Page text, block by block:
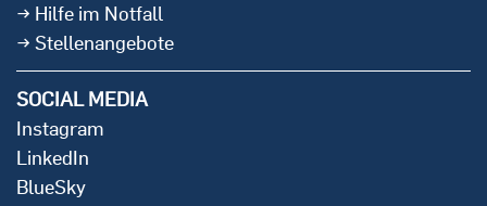
Hilfe im Notfall
Stellenangebote
SOCIAL MEDIA
Instagram
LinkedIn
BlueSky